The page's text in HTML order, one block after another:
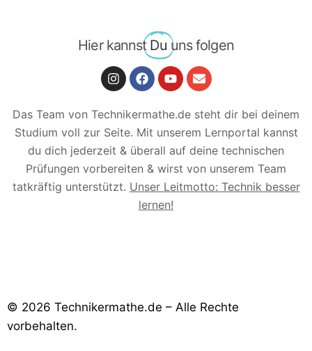
Hier kannst Du uns folgen
Das Team von Technikermathe.de steht dir bei deinem
Studium voll zur Seite. Mit unserem Lernportal kannst
du dich jederzeit & überall auf deine technischen
Prüfungen vorbereiten & wirst von unserem Team
tatkräftig unterstützt. Unser Leitmotto: Technik besser
lernen!
© 2026 Technikermathe.de – Alle Rechte
vorbehalten.